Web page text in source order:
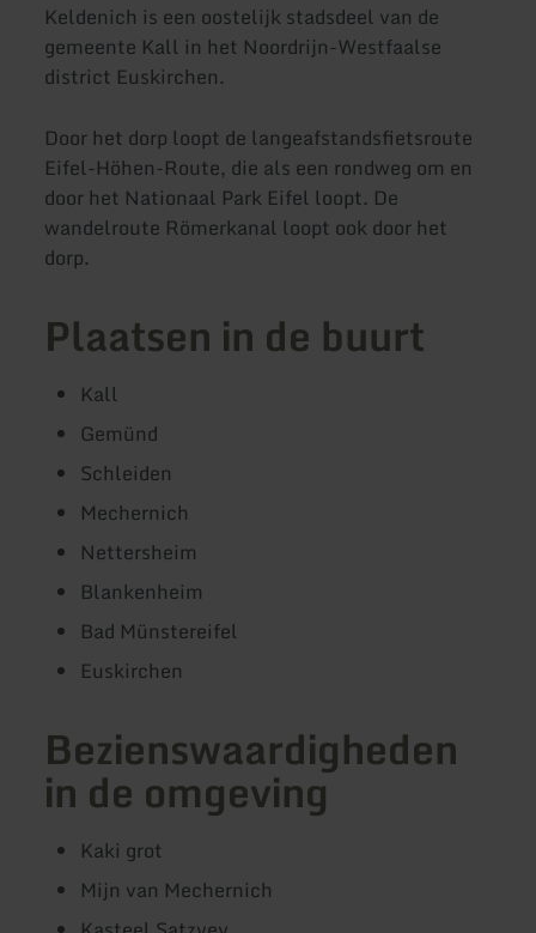
Keldenich is een oostelijk stadsdeel van de
gemeente Kall in het Noordrijn-Westfaalse
district Euskirchen.
Door het dorp loopt de langeafstandsfietsroute
Eifel-Höhen-Route, die als een rondweg om en
door het Nationaal Park Eifel loopt. De
wandelroute Römerkanal loopt ook door het
dorp.
Plaatsen in de buurt
Kall
Gemünd
Schleiden
Mechernich
Nettersheim
Blankenheim
Bad Münstereifel
Euskirchen
Bezienswaardigheden
in de omgeving
Kaki grot
Mijn van Mechernich